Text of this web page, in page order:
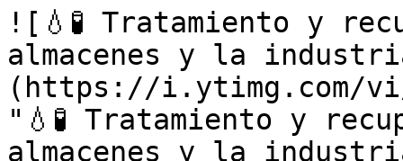
![💧🧪 Tratamiento y
almacenes y la
(https://i.ytimg.com/vi/
"💧🧪 Tratamiento y
almacenes y la